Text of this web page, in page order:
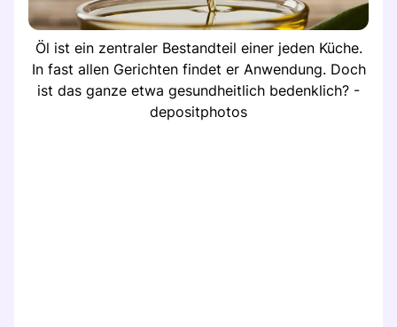
Öl ist ein zentraler Bestandteil einer jeden Küche.
In fast allen Gerichten findet er Anwendung. Doch
ist das ganze etwa gesundheitlich bedenklich? -
depositphotos